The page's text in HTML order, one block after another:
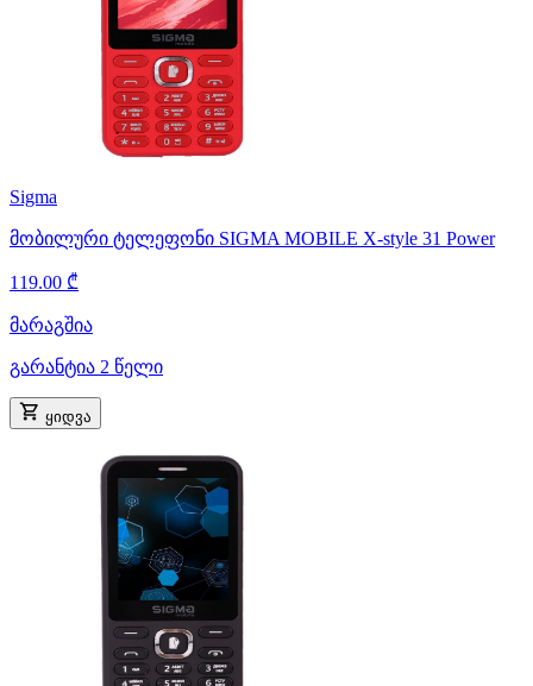
Sigma
მობილური ტელეფონი SIGMA MOBILE X-style 31 Power
119.00 ₾
მარაგშია
გარანტია 2 წელი
ყიდვა